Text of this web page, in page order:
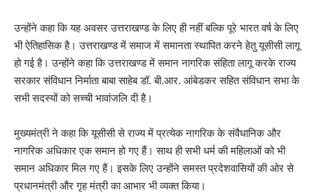
उन्होंने कहा कि यह अवसर उत्तराखण्ड के लिए ही नहीं बल्कि पूरे भारत वर्ष के लिए
भी ऐतिहासिक है। उत्तराखण्ड में समाज में समानता स्थापित करने हेतु यूसीसी लागू
हो गई है। उन्होंने कहा कि उत्तराखण्ड में समान नागरिक संहिता लागू करके राज्य
सरकार संविधान निर्माता बाबा साहेब डॉ. बी.आर. आंबेडकर सहित संविधान सभा के
सभी सदस्यों को सच्ची भावांजलि दी है।
मुख्यमंत्री ने कहा कि यूसीसी से राज्य में प्रत्येक नागरिक के संवैधानिक और
नागरिक अधिकार एक समान हो गए हैं। साथ ही सभी धर्म की महिलाओं को भी
समान अधिकार मिल गए हैं। इसके लिए उन्होंने समस्त प्रदेशवासियों की ओर से
प्रधानमंत्री और गृह मंत्री का आभार भी व्यक्त किया।